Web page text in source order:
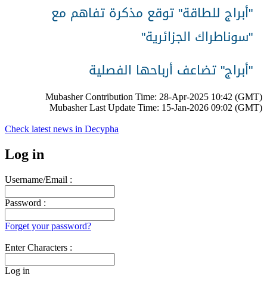
"أبراج للطاقة" توقع مذكرة تفاهم مع
"سوناطراك الجزائرية"
"أبراج" تضاعف أرباحها الفصلية
Mubasher Contribution Time: 28-Apr-2025 10:42 (GMT)
Mubasher Last Update Time: 15-Jan-2026 09:02 (GMT)
Check latest news in Decypha
Log in
Username/Email :
Password :
Forget your password?
Enter Characters :
Log in